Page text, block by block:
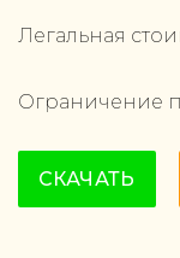
Легальная
Ограничение
СКАЧАТЬ